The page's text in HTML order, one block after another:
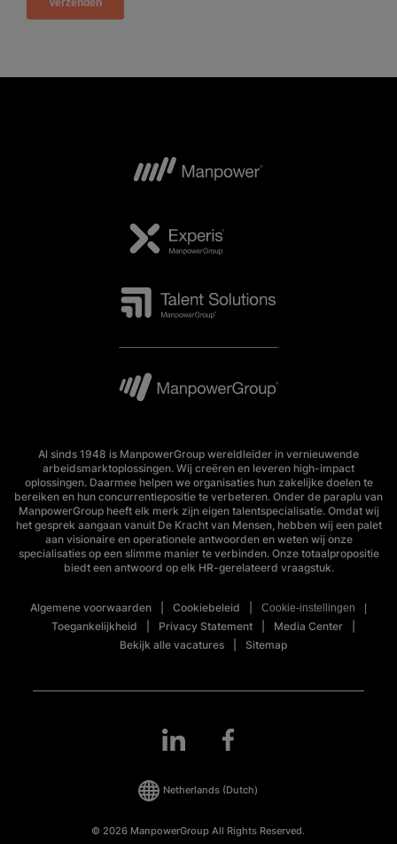
Al sinds 1948 is ManpowerGroup wereldleider in vernieuwende
arbeidsmarktoplossingen. Wij creëren en leveren high-impact
oplossingen. Daarmee helpen we organisaties hun zakelijke doelen te
bereiken en hun concurrentiepositie te verbeteren. Onder de paraplu van
ManpowerGroup heeft elk merk zijn eigen talentspecialisatie. Omdat wij
het gesprek aangaan vanuit De Kracht van Mensen, hebben wij een palet
aan visionaire en operationele antwoorden en weten wij onze
specialisaties op een slimme manier te verbinden. Onze totaalpropositie
biedt een antwoord op elk HR-gerelateerd vraagstuk.
Algemene voorwaarden Cookiebeleid Cookie-instellingen
Toegankelijkheid Privacy Statement
Media Center
Bekijk alle vacatures
Sitemap
© 2026 ManpowerGroup All Rights Reserved.
Netherlands (Dutch)